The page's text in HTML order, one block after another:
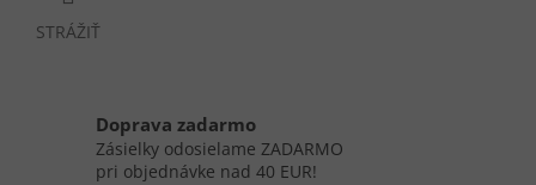
STRÁŽIŤ
Doprava zadarmo
Zásielky odosielame ZADARMO
pri objednávke nad 40 EUR!